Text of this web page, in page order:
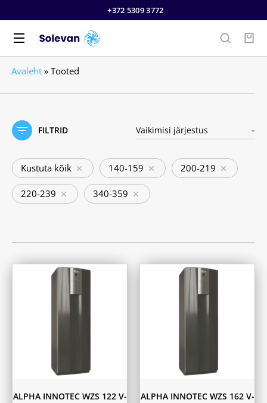
+372 5309 3772
Avaleht » Tooted
FILTRID
Kustuta kõik 140-159 200-219
220-239 340-359
ALPHA INNOTEC WZS 122 V-
ALPHA INNOTEC WZS 162 V-